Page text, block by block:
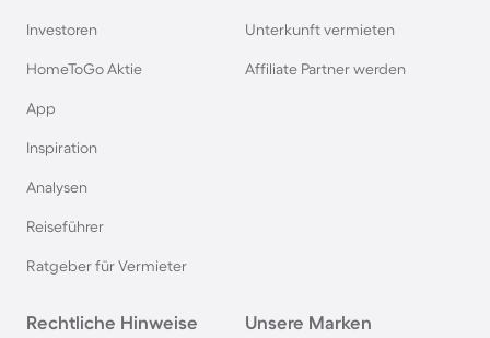
Agriturismi in Garda
Agriturismi in Südfrankreich
Investoren
HomeToGo Aktie
App
Inspiration
Analysen
Reiseführer
Ratgeber für Vermieter
Unterkunft vermieten
Affiliate Partner werden
Rechtliche Hinweise Unsere Marken